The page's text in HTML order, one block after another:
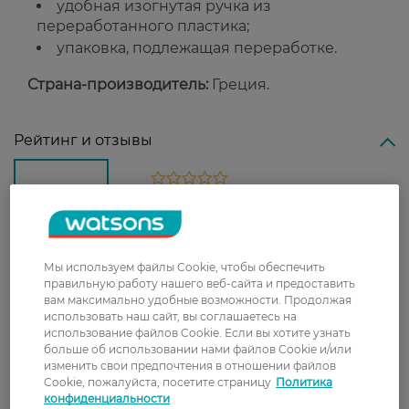
удобная изогнутая ручка из
переработанного пластика;
упаковка, подлежащая переработке.
Страна-производитель: Греция.
Рейтинг и отзывы
Доставка
Новая почта
В отделение Новой почты - 99 грн, бесплатно
от 699 грн
Мы используем файлы Cookie, чтобы обеспечить
правильную работу нашего веб-сайта и предоставить
вам максимально удобные возможности. Продолжая
использовать наш сайт, вы соглашаетесь на
использование файлов Cookie. Если вы хотите узнать
больше об использовании нами файлов Cookie и/или
изменить свои предпочтения в отношении файлов
Cookie, пожалуйста, посетите страницу Политика
конфиденциальности